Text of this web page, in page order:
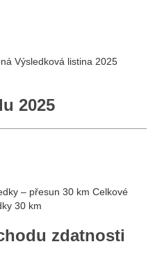
Výsledková listina 2025
2025
– přesun 30 km Celkové
30 km
zdatnosti